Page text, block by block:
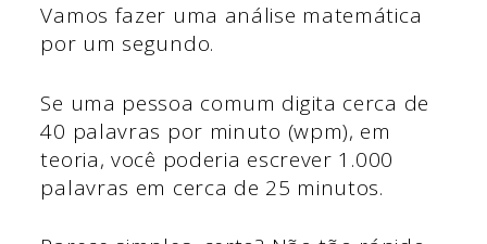
Vamos fazer uma análise matemática
por um segundo.
Se uma pessoa comum digita cerca de
40 palavras por minuto (wpm), em
teoria, você poderia escrever 1.000
palavras em cerca de 25 minutos.